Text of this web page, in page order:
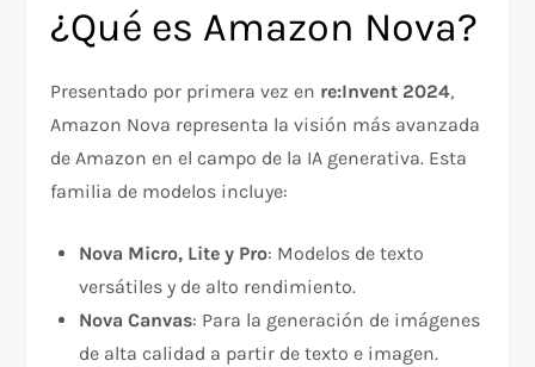
¿Qué es Amazon Nova?
Presentado por primera vez en re:Invent 2024,
Amazon Nova representa la visión más avanzada
de Amazon en el campo de la IA generativa. Esta
familia de modelos incluye:
Nova Micro, Lite y Pro: Modelos de texto
versátiles y de alto rendimiento.
Nova Canvas: Para la generación de imágenes
de alta calidad a partir de texto e imagen.